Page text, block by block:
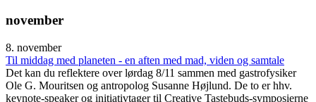
november
8. november
Til middag med planeten - en aften med mad, viden og samtale
Det kan du reflektere over lørdag 8/11 sammen med gastrofysiker
Ole G. Mouritsen og antropolog Susanne Højlund. De to er hhv.
keynote-speaker og initiativtager til Creative Tastebuds-symposierne